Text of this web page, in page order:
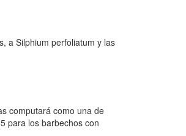
a Silphium perfoliatum y las
computará como una de
para los barbechos con